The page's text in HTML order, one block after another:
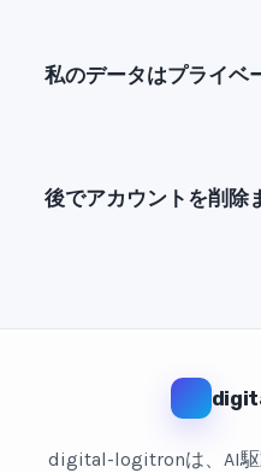
私のデータはプライベ
後でアカウントを削除
digital-logitronは、AI駆